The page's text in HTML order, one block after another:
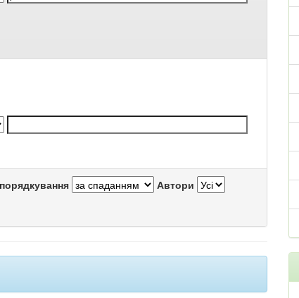
Автори